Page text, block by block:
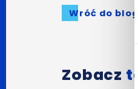
Wróć do bloga
Zobacz